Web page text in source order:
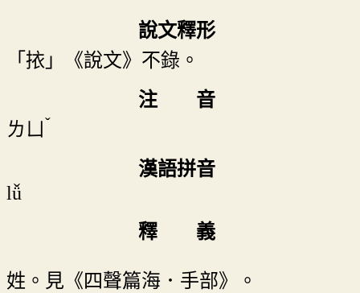
說文釋形
「挔」《說文》不錄。
注 音
ㄌㄩ ˇ
漢語拼音
lǚ
釋 義
姓。見《四聲篇海．手部》。